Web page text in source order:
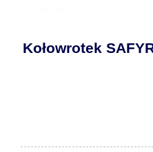
Kołowrotek SAFYRE